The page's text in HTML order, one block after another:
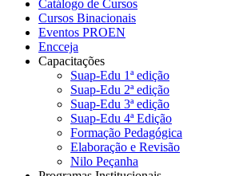
Catálogo de Cursos
Cursos Binacionais
Eventos PROEN
Encceja
Capacitações
Suap-Edu 1ª edição
Suap-Edu 2ª edição
Suap-Edu 3ª edição
Suap-Edu 4ª Edição
Formação Pedagógica
Elaboração e Revisão
Nilo Peçanha